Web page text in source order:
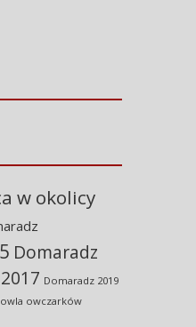
w okolicy
Domaradz
Domaradz 2019
owczarków